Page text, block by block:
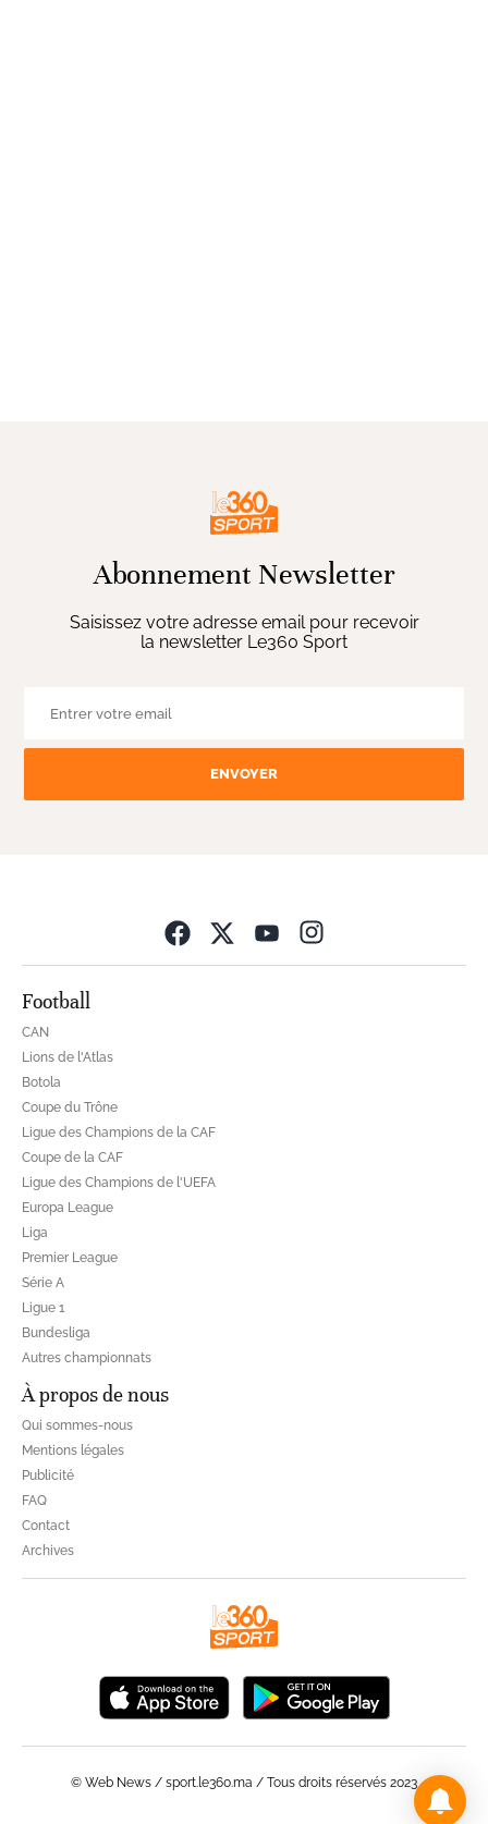
Abonnement Newsletter
Saisissez votre adresse email pour recevoir
la newsletter Le360 Sport
ENVOYER
Football
CAN
Lions de l'Atlas
Botola
Coupe du Trône
Ligue des Champions de la CAF
Coupe de la CAF
Ligue des Champions de l'UEFA
Europa League
Liga
Premier League
Série A
Ligue 1
Bundesliga
Autres championnats
À propos de nous
Qui sommes-nous
Mentions légales
Publicité
FAQ
Contact
Archives
© Web News / sport.le360.ma / Tous droits réservés 2023